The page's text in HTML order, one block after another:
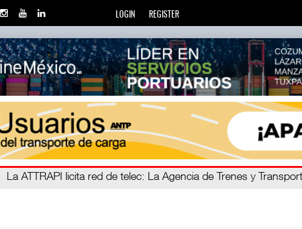
LOGIN REGISTER
IT-ANÁLISIS: Puerto Lázaro C
La ATTRAPI licita red de telec: La Agencia de Trenes y